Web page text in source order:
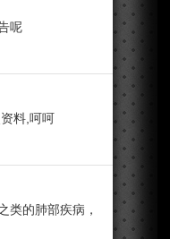
呢
料,呵呵
类的肺部疾病，